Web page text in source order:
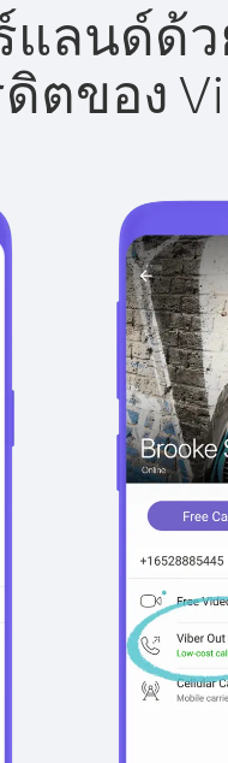
แลนด์ด้
ตของ